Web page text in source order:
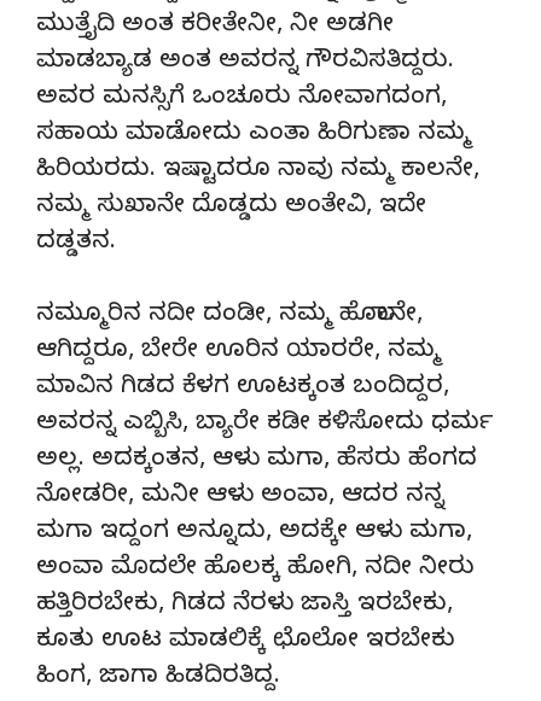
ಮುತ್ತೈದಿ ಅಂತ ಕರೀತೇನೀ, ನೀ ಅಡಗೀ
ಮಾಡಬ್ಯಾಡ ಅಂತ ಅವರನ್ನ ಗೌರವಿಸತಿದ್ದರು.
ಅವರ ಮನಸ್ಸಿಗೆ ಒಂಚೂರು ನೋವಾಗದಂಗ,
ಸಹಾಯ ಮಾಡೋದು ಎಂತಾ ಹಿರಿಗುಣಾ ನಮ್ಮ
ಹಿರಿಯರದು. ಇಷ್ಟಾದರೂ ನಾವು ನಮ್ಮ ಕಾಲನೇ,
ನಮ್ಮ ಸುಖಾನೇ ದೊಡ್ಡದು ಅಂತೇವಿ, ಇದೇ
ದಡ್ಡತನ.
ನಮ್ಮೂರಿನ ನದೀ ದಂಡೀ, ನಮ್ಮ ಹೊಲಾನೇ,
ಆಗಿದ್ದರೂ, ಬೇರೇ ಊರಿನ ಯಾರರೇ, ನಮ್ಮ
ಮಾವಿನ ಗಿಡದ ಕೆಳಗ ಊಟಕ್ಕಂತ ಬಂದಿದ್ದರ,
ಅವರನ್ನ ಎಬ್ಬಿಸಿ, ಬ್ಯಾರೇ ಕಡೀ ಕಳಿಸೋದು ಧರ್ಮ
ಅಲ್ಲ. ಅದಕ್ಕಂತನ, ಆಳು ಮಗಾ, ಹೆಸರು ಹೆಂಗದ
ನೋಡರೀ, ಮನೀ ಆಳು ಅಂವಾ, ಆದರ ನನ್ನ
ಮಗಾ ಇದ್ದಂಗ ಅನ್ನೂದು, ಅದಕ್ಕೇ ಆಳು ಮಗಾ,
ಅಂವಾ ಮೊದಲೇ ಹೊಲಕ್ಕ ಹೋಗಿ, ನದೀ ನೀರು
ಹತ್ತಿರಿರಬೇಕು, ಗಿಡದ ನೆರಳು ಜಾಸ್ತಿ ಇರಬೇಕು,
ಕೂತು ಊಟ ಮಾಡಲಿಕ್ಕೆ ಛೊಲೋ ಇರಬೇಕು
ಹಿಂಗ, ಜಾಗಾ ಹಿಡದಿರತಿದ್ದ.